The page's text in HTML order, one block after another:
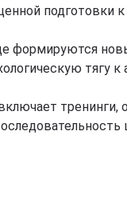
подготовки
формируются
тягу к
тренинги,